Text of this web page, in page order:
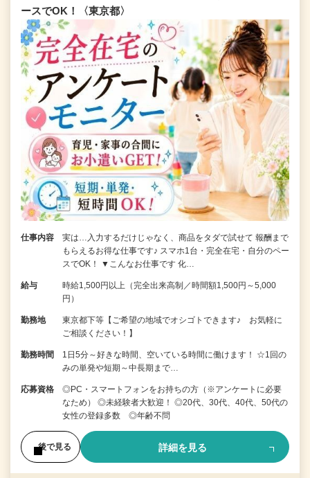
ースでOK！〈東京都〉
仕事内容
実は…入力するだけじゃなく、商品をタダで試せて 報酬まで
もらえるお得な仕事です♪ スマホ1台・完全在宅・自分のペー
スでOK！ ▼こんなお仕事です 化…
給与
時給1,500円以上（完全出来高制／時間額1,500円～5,000
円）
勤務地
東京都下等【ご希望の地域でオシゴトできます♪ お気軽に
ご相談ください！】
勤務時間
1日5分～好きな時間、空いている時間に働けます！ ☆1回の
みの単発や短期～中長期まで…
応募資格
◎PC・スマートフォンをお持ちの方（※アンケートに必要
なため） ◎未経験者大歓迎！ ◎20代、30代、40代、50代の
女性の登録多数 ◎年齢不問
後で見る 詳細を見る